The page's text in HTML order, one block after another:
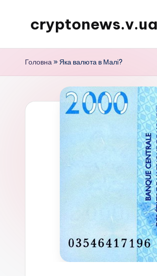
Перейтиcryptonews.v.ua
новини
аналітика,
курси,
Головна»Яка валюта в Малі?